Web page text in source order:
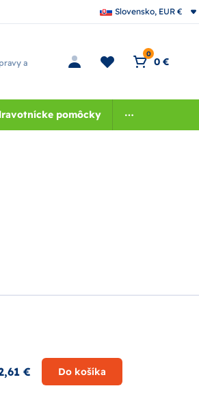
Slovensko, EUR €
a
0
0 €
pomôcky
€ Do košíka